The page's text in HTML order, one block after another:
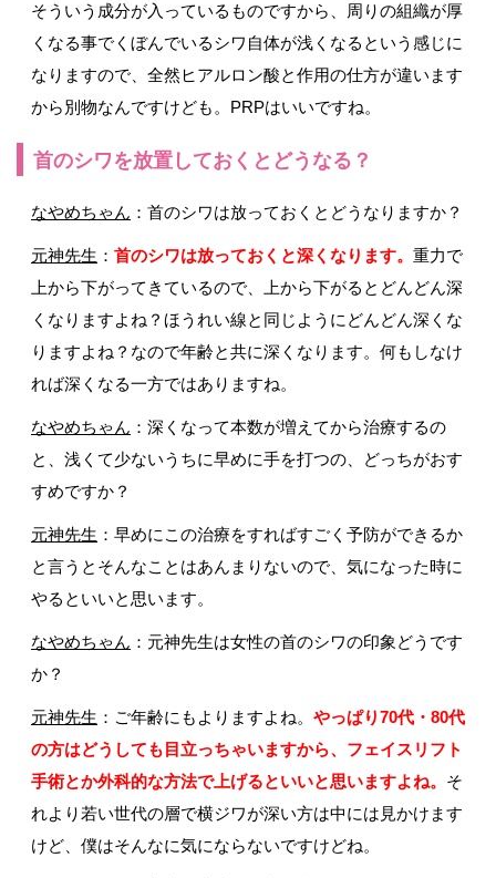
そういう成分が入っているものですから、周りの組織が厚
くなる事でくぼんでいるシワ自体が浅くなるという感じに
なりますので、全然ヒアルロン酸と作用の仕方が違います
から別物なんですけども。PRPはいいですね。
首のシワを放置しておくとどうなる？
なやめちゃん ：首のシワは放っておくとどうなりますか？
元神先生 ： 首のシワは放っておくと深くなります。 重力で
上から下がってきているので、上から下がるとどんどん深
くなりますよね？ほうれい線と同じようにどんどん深くな
りますよね？なので年齢と共に深くなります。何もしなけ
れば深くなる一方ではありますね。
なやめちゃん ：深くなって本数が増えてから治療するの
と、浅くて少ないうちに早めに手を打つの、どっちがおす
すめですか？
元神先生 ：早めにこの治療をすればすごく予防ができるか
と言うとそんなことはあんまりないので、気になった時に
やるといいと思います。
なやめちゃん ：元神先生は女性の首のシワの印象どうです
か？
元神先生 ：ご年齢にもよりますよね。 やっぱり70代・80代
の方はどうしても目立っちゃいますから、フェイスリフト
手術とか外科的な方法で上げるといいと思いますよね。 そ
れより若い世代の層で横ジワが深い方は中には見かけます
けど、僕はそんなに気にならないですけどね。